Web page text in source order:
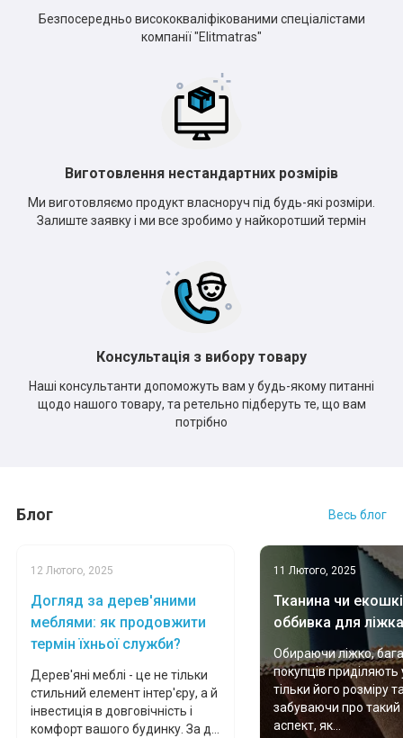
Безпосередньо висококваліфікованими спеціалістами
компанії "Elitmatras"
Виготовлення нестандартних розмірів
Ми виготовляємо продукт власноруч під будь-які розміри.
Залиште заявку і ми все зробимо у найкоротший термін
Консультація з вибору товару
Наші консультанти допоможуть вам у будь-якому питанні
щодо нашого товару, та ретельно підберуть те, що вам
потрібно
Блог Весь блог
12 Лютого, 2025
Догляд за дерев'яними
меблями: як продовжити
термін їхньої служби?
Дерев'яні меблі - це не тільки
стильний елемент інтер'єру, а й
інвестиція в довговічність і
комфорт вашого будинку. За д...
11 Лютого, 2025
Тканина чи
оббивка для
Обираючи ліжко,
покупців приділяють
тільки його розміру
забуваючи про
аспект, як...